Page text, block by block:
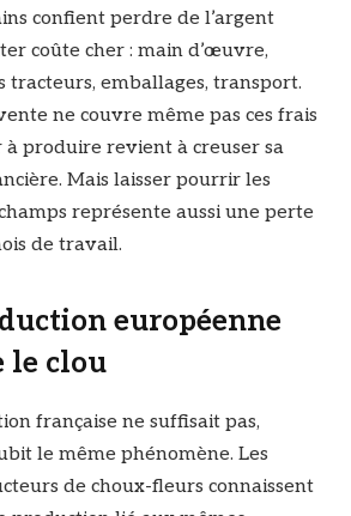
confient perdre de l’argent
coûte cher : main d’œuvre,
tracteurs, emballages, transport.
ne couvre même pas ces frais
à produire revient à creuser sa
Mais laisser pourrir les
représente aussi une perte
de travail.
européenne
le clou
française ne suffisait pas,
le même phénomène. Les
de choux-fleurs connaissent